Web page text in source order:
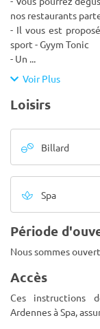
nos restaurants
- Il vous est
sport - Gyym Tonic
- Un ...
Voir Plus
Loisirs
Billard
Spa
Période
Nous sommes
Accès
Ces instructions
Ardennes à Spa,